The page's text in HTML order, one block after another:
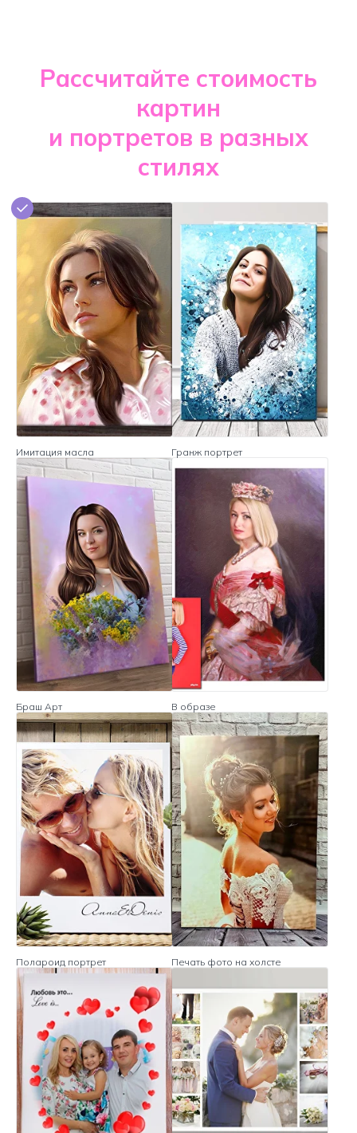
Рассчитайте стоимость
картин
и портретов в разных
стилях
Имитация масла Гранж портрет
Браш Арт В образе
Полароид портрет Печать фото на холсте